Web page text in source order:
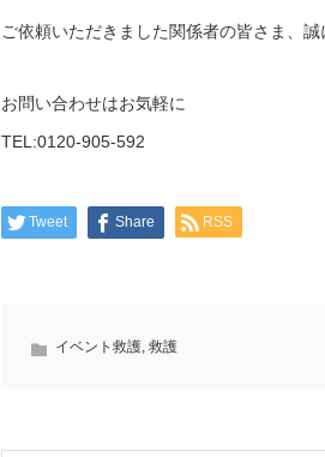
ご依頼いただきました関係者の皆さま、誠
お問い合わせはお気軽に
TEL:0120-905-592
Tweet Share RSS
イベント救護 救護